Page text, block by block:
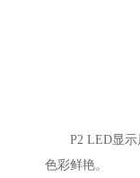
P2 LED显
色彩鲜艳。